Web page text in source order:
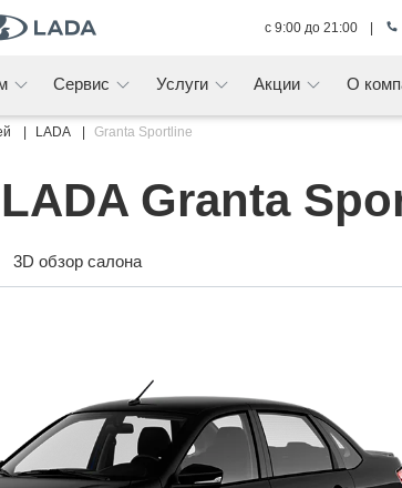
с 9:00 до 21:00
Сервис Услуги Акции О
LADA Granta Sportline
LADA Granta
3D обзор салона